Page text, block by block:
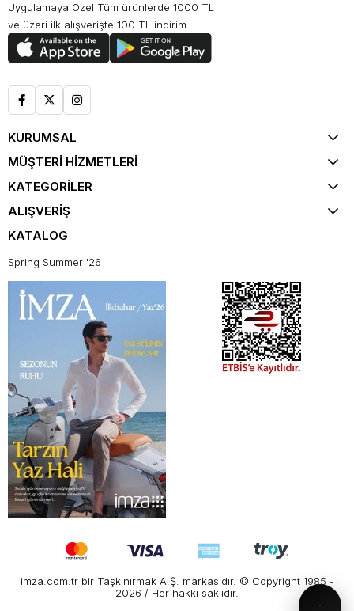
Uygulamaya Özel Tüm ürünlerde 1000 TL
ve üzeri ilk alışverişte 100 TL indirim
KURUMSAL
MÜŞTERİ HİZMETLERİ
KATEGORİLER
ALIŞVERİŞ
KATALOG
Spring Summer '26
imza.com.tr bir Taşkınırmak A.Ş. markasıdır. © Copyright 1985 -
2026 / Her hakkı saklıdır.